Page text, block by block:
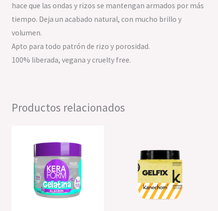
hace que las ondas y rizos se mantengan armados por más
tiempo. Deja un acabado natural, con mucho brillo y
volumen.
Apto para todo patrón de rizo y porosidad.
100% liberada, vegana y cruelty free.
Productos relacionados